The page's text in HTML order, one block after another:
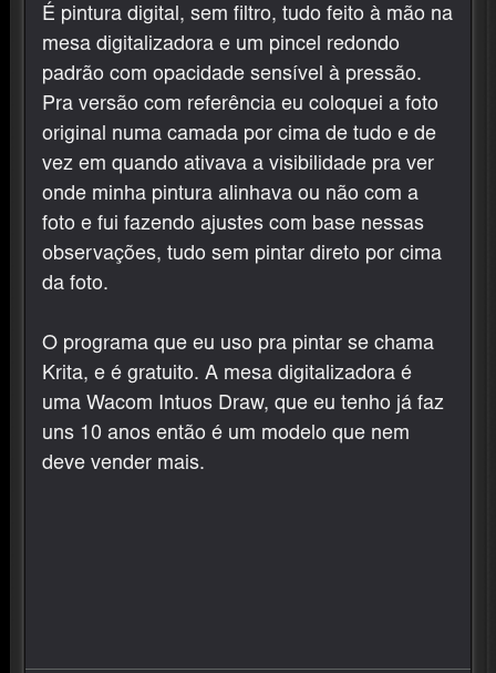
É pintura digital, sem filtro, tudo feito à mão na
mesa digitalizadora e um pincel redondo
padrão com opacidade sensível à pressão.
Pra versão com referência eu coloquei a foto
original numa camada por cima de tudo e de
vez em quando ativava a visibilidade pra ver
onde minha pintura alinhava ou não com a
foto e fui fazendo ajustes com base nessas
observações, tudo sem pintar direto por cima
da foto.
O programa que eu uso pra pintar se chama
Krita, e é gratuito. A mesa digitalizadora é
uma Wacom Intuos Draw, que eu tenho já faz
uns 10 anos então é um modelo que nem
deve vender mais.